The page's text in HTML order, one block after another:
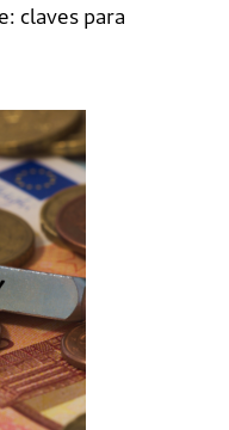
claves para